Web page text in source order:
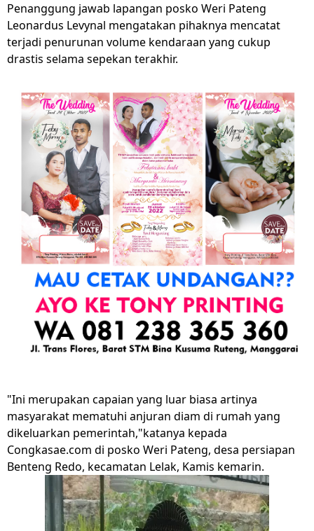
Penanggung jawab lapangan posko Weri Pateng
Leonardus Levynal mengatakan pihaknya mencatat
terjadi penurunan volume kendaraan yang cukup
drastis selama sepekan terakhir.
"Ini merupakan capaian yang luar biasa artinya
masyarakat mematuhi anjuran diam di rumah yang
dikeluarkan pemerintah,"katanya kepada
Congkasae.com di posko Weri Pateng, desa persiapan
Benteng Redo, kecamatan Lelak, Kamis kemarin.